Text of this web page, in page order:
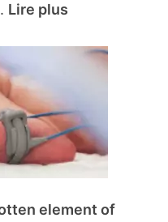
Lire plus
element of